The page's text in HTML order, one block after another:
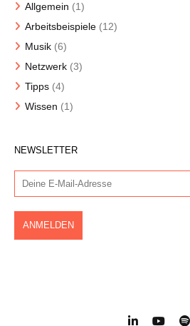
Allgemein (1)
Arbeitsbeispiele (12)
Musik (6)
Netzwerk (3)
Tipps (4)
Wissen (1)
NEWSLETTER